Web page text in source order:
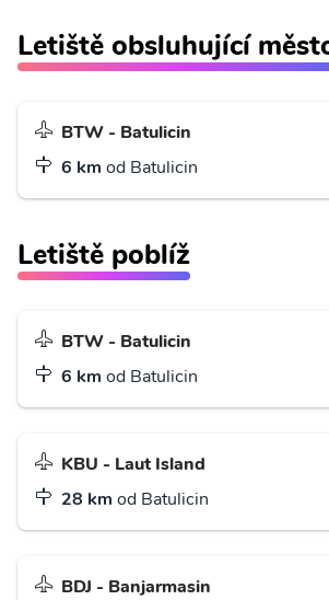
Letiště obsluhující
BTW - Batulicin
6 km od Batulicin
Letiště poblíž
BTW - Batulicin
6 km od Batulicin
KBU - Laut Island
28 km od Batulicin
BDJ - Banjarmasin